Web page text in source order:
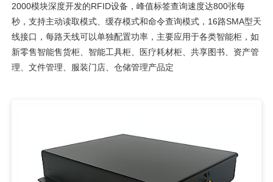
2000模块深度开发的RFID设备，峰值标签查询速度达800张每
秒，支持主动读取模式、缓存模式和命令查询模式，16路SMA型天
线接口，每路天线可以单独配置功率，主要应用于各类智能柜，如
新零售智能售货柜、智能工具柜、医疗耗材柜、共享图书、资产管
理、文件管理、服装门店、仓储管理产品定